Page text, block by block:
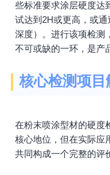
些标准要求涂层硬度达
试达到2H或更高，或
深度）。进行该项检测
不可或缺的一环，是产
核心检测项目
在粉末喷涂型材的硬度
核心地位，但在实际应
共同构成一个完整的评